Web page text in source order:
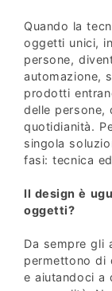
Quando la
oggetti unici,
persone,
automazione,
prodotti
delle persone,
quotidianità.
singola
fasi: tecnica
Il design è
oggetti?
Da sempre gli
permettono di
e aiutandoci a